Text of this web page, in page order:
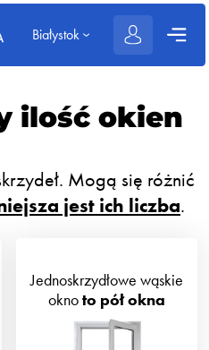
Białystok
ilość okien
Mogą się różnić
jest ich liczba.
Jednoskrzydłowe wąskie
oknoto pół okna